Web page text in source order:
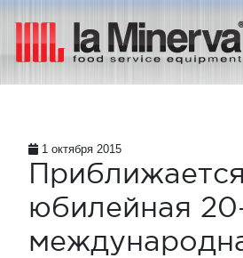
1 октября 2015
Приближается
юбилейная